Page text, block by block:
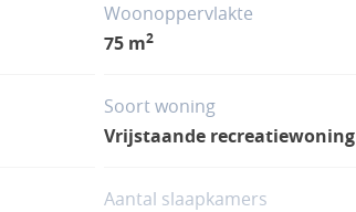
Woonoppervlakte
75 m2
Soort woning
Vrijstaande recreatiewoning
Aantal slaapkamers